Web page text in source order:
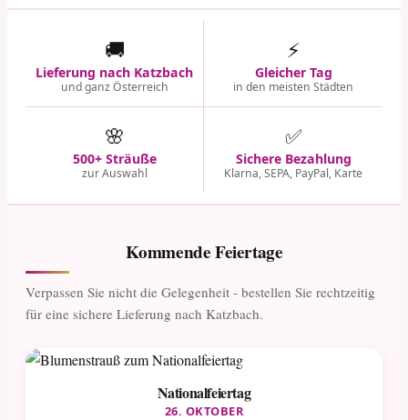
🚚
Lieferung nach Katzbach
und ganz Österreich
⚡
Gleicher Tag
in den meisten Städten
🌸
500+ Sträuße
zur Auswahl
✅
Sichere Bezahlung
Klarna, SEPA, PayPal, Karte
Kommende Feiertage
Verpassen Sie nicht die Gelegenheit - bestellen Sie rechtzeitig
für eine sichere Lieferung nach Katzbach.
Nationalfeiertag
26. OKTOBER